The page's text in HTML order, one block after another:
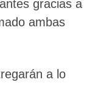
gracias a
ambas
a lo